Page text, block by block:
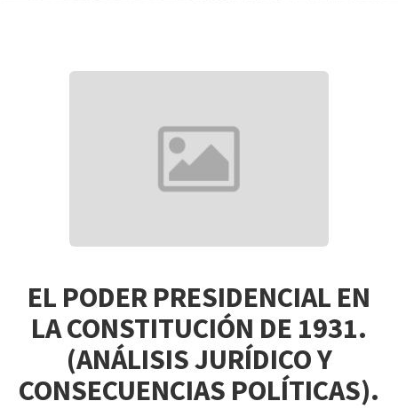
EL PODER PRESIDENCIAL EN
LA CONSTITUCIÓN DE 1931.
(ANÁLISIS JURÍDICO Y
CONSECUENCIAS POLÍTICAS).